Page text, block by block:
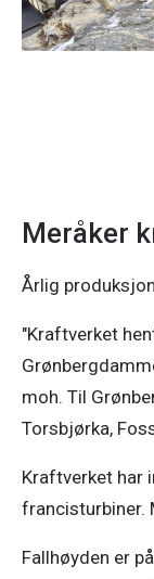
Meråker
Årlig
"Kraftverket
moh. Til
Torsbjørka,
Kraftverket har
francisturbiner.
Fallhøyden er